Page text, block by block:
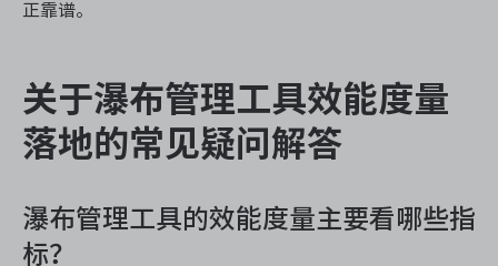
正靠谱。
关于瀑布管理工具效能度量
落地的常见疑问解答
瀑布管理工具的效能度量主要看哪些指
标？